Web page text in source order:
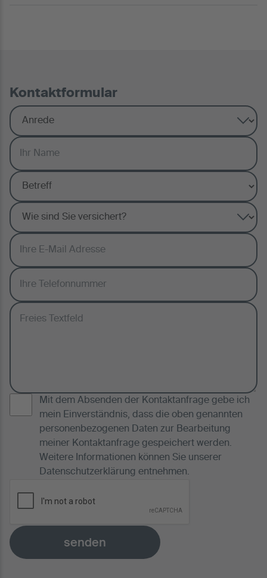
Kontaktformular
Mit dem Absenden der Kontaktanfrage gebe ich
mein Einverständnis, dass die oben genannten
personenbezogenen Daten zur Bearbeitung
meiner Kontaktanfrage gespeichert werden.
Weitere Informationen können Sie unserer
Datenschutzerklärung entnehmen.
senden